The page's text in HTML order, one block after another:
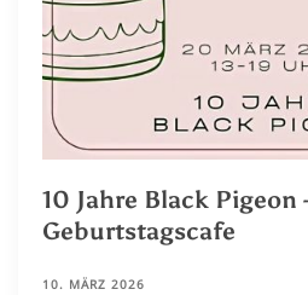
10 Jahre Black Pigeon
Geburtstagscafe
10. MÄRZ 2026